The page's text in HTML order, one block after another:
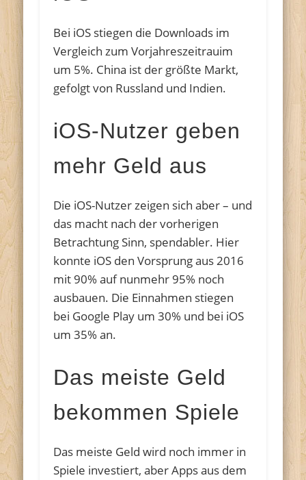
Bei iOS stiegen die Downloads im
Vergleich zum Vorjahreszeitrauim
um 5%. China ist der größte Markt,
gefolgt von Russland und Indien.
iOS-Nutzer geben
mehr Geld aus
Die iOS-Nutzer zeigen sich aber – und
das macht nach der vorherigen
Betrachtung Sinn, spendabler. Hier
konnte iOS den Vorsprung aus 2016
mit 90% auf nunmehr 95% noch
ausbauen. Die Einnahmen stiegen
bei Google Play um 30% und bei iOS
um 35% an.
Das meiste Geld
bekommen Spiele
Das meiste Geld wird noch immer in
Spiele investiert, aber Apps aus dem